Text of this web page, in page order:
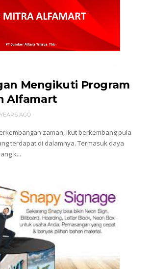
Mengikuti Program
Alfamart
AGO
zaman, ikut berkembang pula
terdapat di dalamnya. Termasuk daya
k...